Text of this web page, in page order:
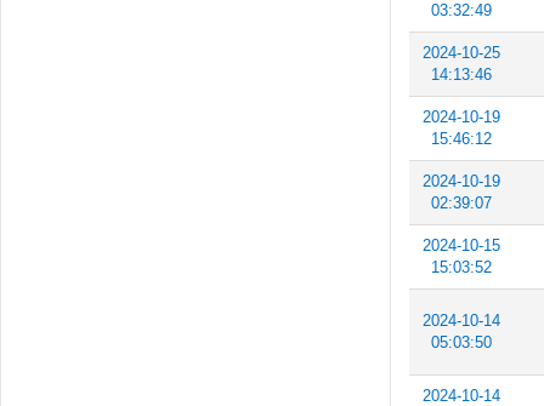
03:32:49
2024-10-25
14:13:46
2024-10-19
15:46:12
2024-10-19
02:39:07
2024-10-15
15:03:52
2024-10-14
05:03:50
2024-10-14